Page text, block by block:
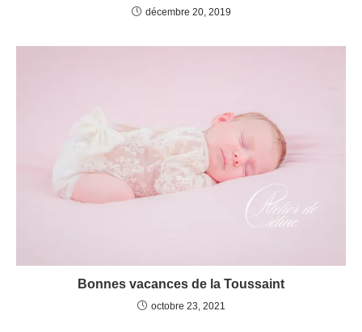
décembre 20, 2019
Bonnes vacances de la Toussaint
octobre 23, 2021